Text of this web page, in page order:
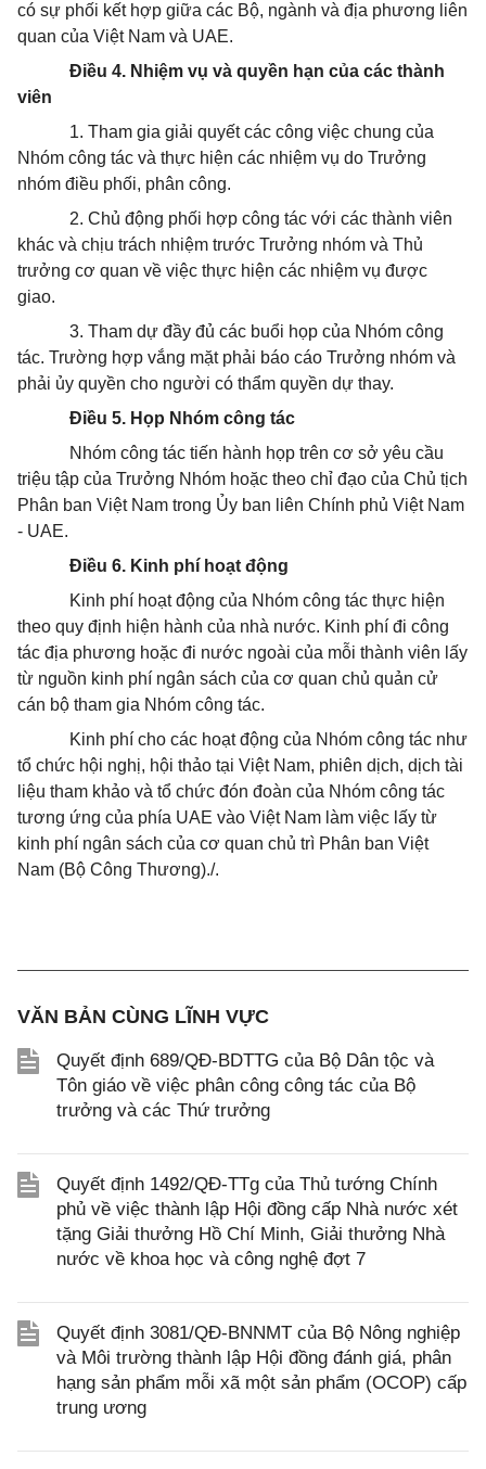
có sự phối kết hợp giữa các Bộ, ngành và địa phương liên
quan của Việt Nam và UAE.
Điều 4. Nhiệm vụ và quyền hạn của các thành
viên
1. Tham gia giải quyết các công việc chung của
Nhóm công tác và thực hiện các nhiệm vụ do Trưởng
nhóm điều phối, phân công.
2. Chủ động phối hợp công tác với các thành viên
khác và chịu trách nhiệm trước Trưởng nhóm và Thủ
trưởng cơ quan về việc thực hiện các nhiệm vụ được
giao.
3. Tham dự đầy đủ các buổi họp của Nhóm công
tác. Trường hợp vắng mặt phải báo cáo Trưởng nhóm và
phải ủy quyền cho người có thẩm quyền dự thay.
Điều 5. Họp Nhóm công tác
Nhóm công tác tiến hành họp trên cơ sở yêu cầu
triệu tập của Trưởng Nhóm hoặc theo chỉ đạo của Chủ tịch
Phân ban Việt Nam trong Ủy ban liên Chính phủ Việt Nam
- UAE.
Điều 6. Kinh phí hoạt động
Kinh phí hoạt động của Nhóm công tác thực hiện
theo quy định hiện hành của nhà nước. Kinh phí đi công
tác địa phương hoặc đi nước ngoài của mỗi thành viên lấy
từ nguồn kinh phí ngân sách của cơ quan chủ quản cử
cán bộ tham gia Nhóm công tác.
Kinh phí cho các hoạt động của Nhóm công tác như
tổ chức hội nghị, hội thảo tại Việt Nam, phiên dịch, dịch tài
liệu tham khảo và tổ chức đón đoàn của Nhóm công tác
tương ứng của phía UAE vào Việt Nam làm việc lấy từ
kinh phí ngân sách của cơ quan chủ trì Phân ban Việt
Nam (Bộ Công Thương)./.
VĂN BẢN CÙNG LĨNH VỰC
Quyết định 689/QĐ-BDTTG của Bộ Dân tộc và
Tôn giáo về việc phân công công tác của Bộ
trưởng và các Thứ trưởng
Quyết định 1492/QĐ-TTg của Thủ tướng Chính
phủ về việc thành lập Hội đồng cấp Nhà nước xét
tặng Giải thưởng Hồ Chí Minh, Giải thưởng Nhà
nước về khoa học và công nghệ đợt 7
Quyết định 3081/QĐ-BNNMT của Bộ Nông nghiệp
và Môi trường thành lập Hội đồng đánh giá, phân
hạng sản phẩm mỗi xã một sản phẩm (OCOP) cấp
trung ương